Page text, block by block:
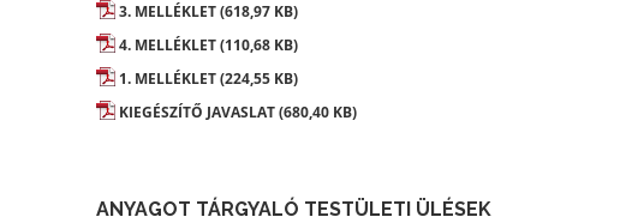
3. MELLÉKLET (618,97 KB)
4. MELLÉKLET (110,68 KB)
1. MELLÉKLET (224,55 KB)
KIEGÉSZÍTŐ JAVASLAT (680,40 KB)
ANYAGOT TÁRGYALÓ TESTÜLETI ÜLÉSEK